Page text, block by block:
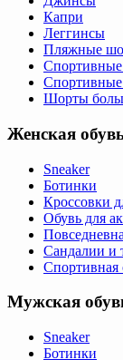
Капри
Леггинсы
Пляжные
Шорты
Женская
Sneaker
Ботинки
Кроссовки
Обувь для
Сандалии и
Спортивная
Мужская
Sneaker
Ботинки